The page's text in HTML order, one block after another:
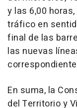
y las 6,00
tráfico en
final de las
las nuevas
En suma, la
del Territorio y